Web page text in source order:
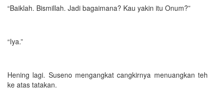
“Baiklah. Bismillah. Jadi bagaimana? Kau yakin itu Onum?”
“Iya.”
Hening lagi. Suseno mengangkat cangkirnya menuangkan teh
ke atas tatakan.